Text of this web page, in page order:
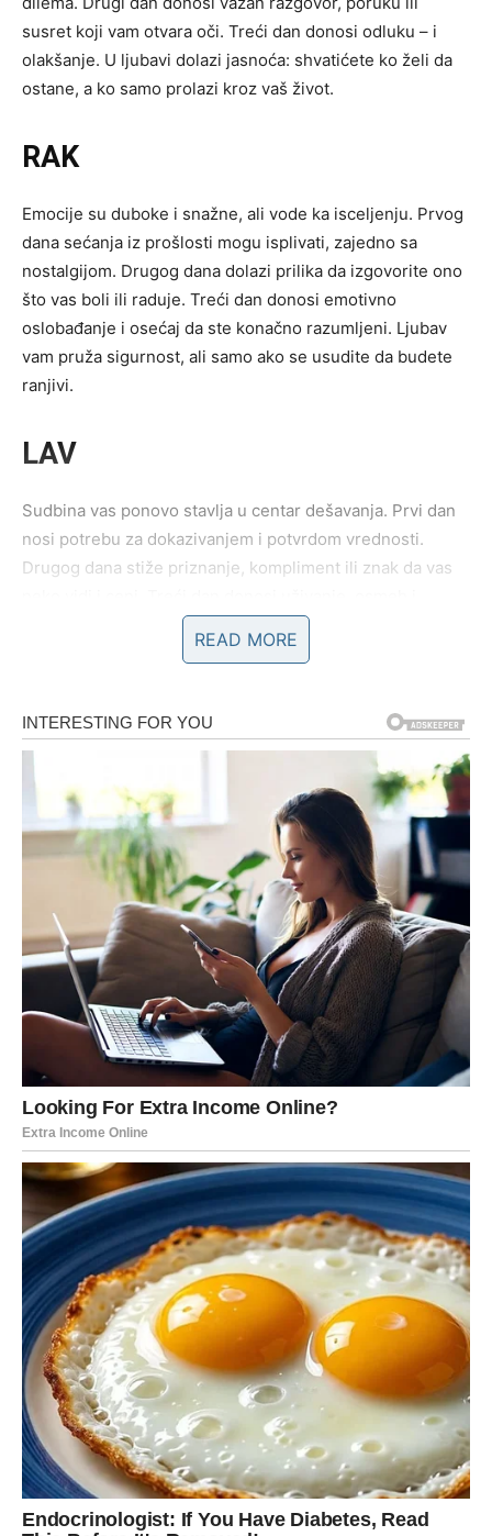
susret koji vam otvara oči. Treći dan donosi odluku – i
olakšanje. U ljubavi dolazi jasnoća: shvatićete ko želi da
ostane, a ko samo prolazi kroz vaš život.
RAK
Emocije su duboke i snažne, ali vode ka isceljenju. Prvog
dana sećanja iz prošlosti mogu isplivati, zajedno sa
nostalgijom. Drugog dana dolazi prilika da izgovorite ono
što vas boli ili raduje. Treći dan donosi emotivno
oslobađanje i osećaj da ste konačno razumljeni. Ljubav
vam pruža sigurnost, ali samo ako se usudite da budete
ranjivi.
LAV
Sudbina vas ponovo stavlja u centar dešavanja. Prvi dan
nosi potrebu za dokazivanjem i potvrdom vrednosti.
Drugog dana stiže priznanje, kompliment ili znak da vas
osećaj da ste tamo gde treba da budete. Ljubav se budi
DEVICA
Ovo je period kada se red vraća u haos. Prvog dana
možete osećati umor ili potrebu da se povučete i sredite
misli. Drugog dana dolazi rešavanje praktičnih problema i
jasna struktura. Treći dan donosi zadovoljstvo jer vidite
plodove svog truda. U ljubavi dolazi stabilnost, ali i
potreba za otvorenim razgovorom.
VAGA
Tri dana važnih unutrašnjih odluka su pred vama. Prvog
dana balans je poljuljan i možete se osećati neodlučno.
Drugog dana dolazi osoba ili situacija koja vam pomaže
da sagledate pravu istinu. Treći dan donosi mir i osećaj
da ste izabrali ispravno. Ljubav traži ravnotežu između
davanja i samopoštovanja.
ŠKORPIJA
Ovo su dani istine, intuicije i dubokih uvida. Prvog dana
osećate nemir. Drugog dana istina izlazi na videlo – ono
što ste osećali, sada se potvrđuje. Treći dan donosi
snagu, kontrolu i osećaj lične moći. U ljubavi su moguće
sudbinske odluke koje menjaju budućnost.
READ MORE